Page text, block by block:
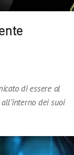
di essere al
dei suoi